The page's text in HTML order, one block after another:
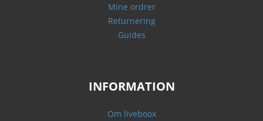
Mine ordrer
Returnering
Guides
INFORMATION
Om liveboox